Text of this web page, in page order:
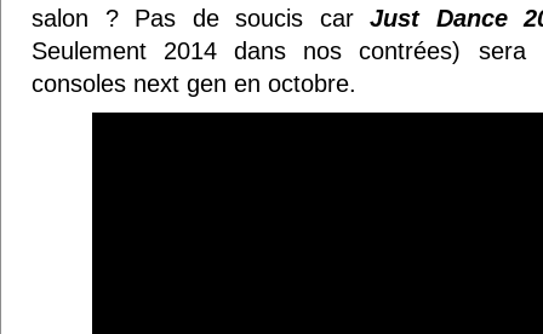
salon ? Pas de soucis carJust Dance
Seulement 2014 dans nos contrées)
consoles next gen en octobre.